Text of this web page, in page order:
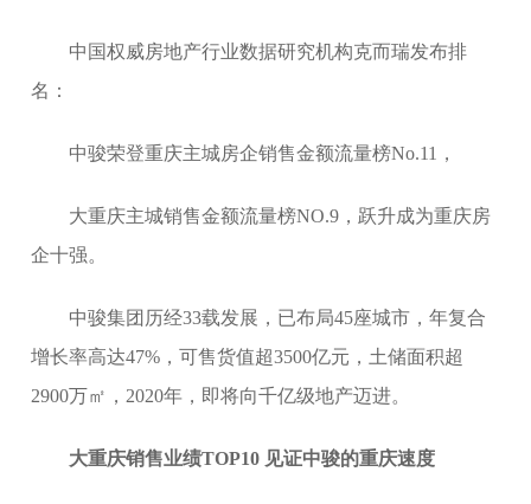
中国权威房地产行业数据研究机构克而瑞发布排
名：
中骏荣登重庆主城房企销售金额流量榜No.11，
大重庆主城销售金额流量榜NO.9，跃升成为重庆房
企十强。
中骏集团历经33载发展，已布局45座城市，年复合
增长率高达47%，可售货值超3500亿元，土储面积超
2900万㎡，2020年，即将向千亿级地产迈进。
大重庆销售业绩TOP10 见证中骏的重庆速度